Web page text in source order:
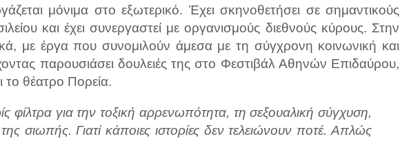
μόνιμα στο εξωτερικό. Έχει σκηνοθετήσει σε σημαντικούς
και έχει συνεργαστεί με οργανισμούς διεθνούς κύρους. Στην
με έργα που συνομιλούν άμεσα με τη σύγχρονη κοινωνική και
παρουσιάσει δουλειές της στο Φεστιβάλ Αθηνών Επιδαύρου,
το θέατρο Πορεία.
φίλτρα για την τοξική αρρενωπότητα, τη σεξουαλική σύγχυση,
της σιωπής. Γιατί κάποιες ιστορίες δεν τελειώνουν ποτέ. Απλώς